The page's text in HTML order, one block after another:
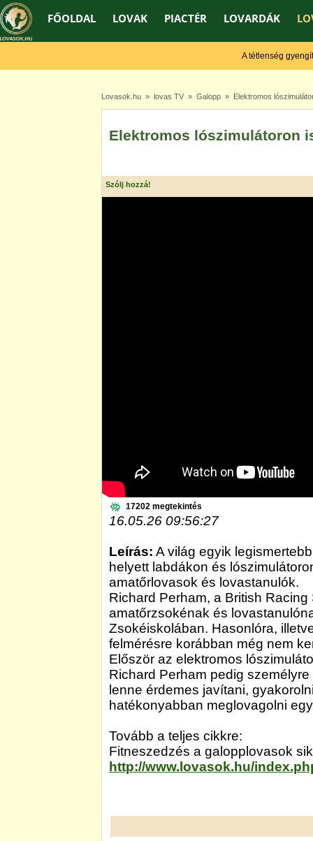
FŐOLDAL LOVAK PIACTÉR LOVARDÁK
A tétlenség gyengít,
Lovasok.hu» lovas TV» Galopp» Elektromos
Elektromos lószimulátoron
Szólj hozzá!
17202 megtekintés
16.05.26 09:56:27
Leírás: A világ egyik
helyett labdákon és
amatőrlovasok és lovastanulók.
Richard Perham, a British
amatőrzsokénak és
Zsokéiskolában. Hasonlóra,
felmérésre korábban még nem
Először az elektromos
Richard Perham pedig
lenne érdemes javítani,
hatékonyabban meglovagolni
Tovább a teljes cikkre:
Fitneszedzés a galopplovasok
http://www.lovasok.hu/